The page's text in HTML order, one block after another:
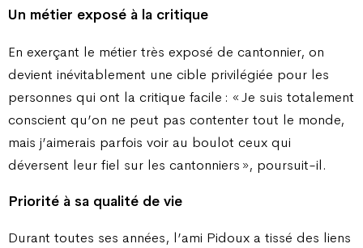
Un métier exposé à la critique
En exerçant le métier très exposé de cantonnier, on
devient inévitablement une cible privilégiée pour les
personnes qui ont la critique facile : « Je suis totalement
conscient qu’on ne peut pas contenter tout le monde,
mais j’aimerais parfois voir au boulot ceux qui
déversent leur fiel sur les cantonniers », poursuit-il.
Priorité à sa qualité de vie
Durant toutes ses années, l’ami Pidoux a tissé des liens